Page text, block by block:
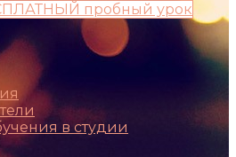
пробный урок
в студии